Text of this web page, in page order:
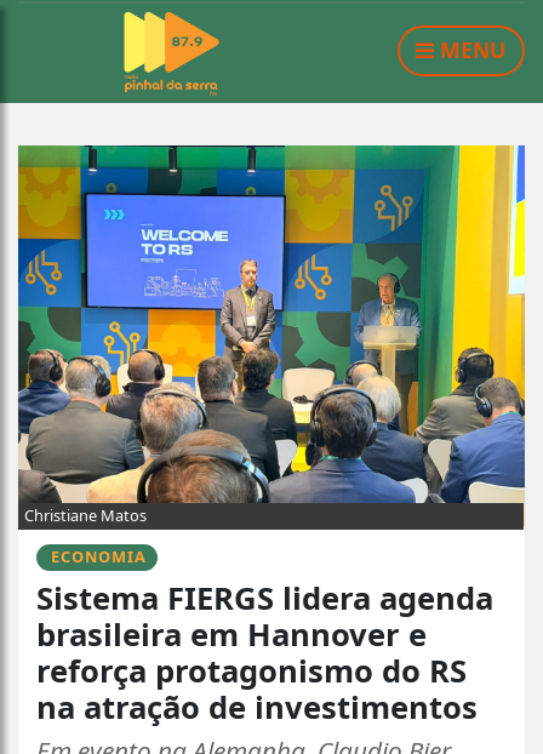
MENU
Christiane Matos
ECONOMIA
Sistema FIERGS lidera agenda
brasileira em Hannover e
reforça protagonismo do RS
na atração de investimentos